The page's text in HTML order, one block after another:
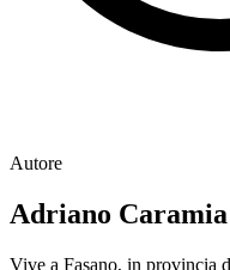
Autore
Adriano Caramia
Vive a Fasano, in provincia